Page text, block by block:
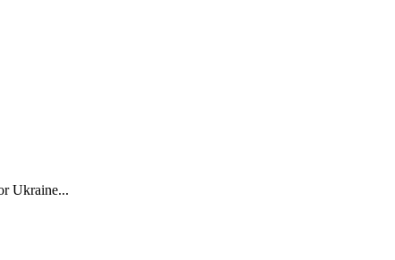
Ukraine...